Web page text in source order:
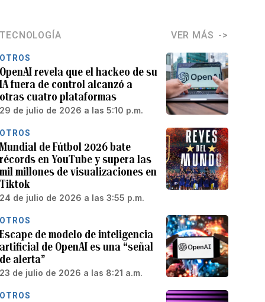
TECNOLOGÍA VER MÁS
OTROS
OpenAI revela que el hackeo de su
IA fuera de control alcanzó a
otras cuatro plataformas
29 de julio de 2026 a las 5:10 p.m.
OTROS
Mundial de Fútbol 2026 bate
récords en YouTube y supera las
mil millones de visualizaciones en
Tiktok
24 de julio de 2026 a las 3:55 p.m.
OTROS
Escape de modelo de inteligencia
artificial de OpenAI es una “señal
de alerta”
23 de julio de 2026 a las 8:21 a.m.
OTROS